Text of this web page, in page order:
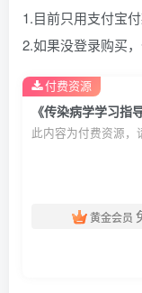
1.目前只用支付宝
2.如果没登录购买
此内容为付费资源，
黄金会员
付费资源